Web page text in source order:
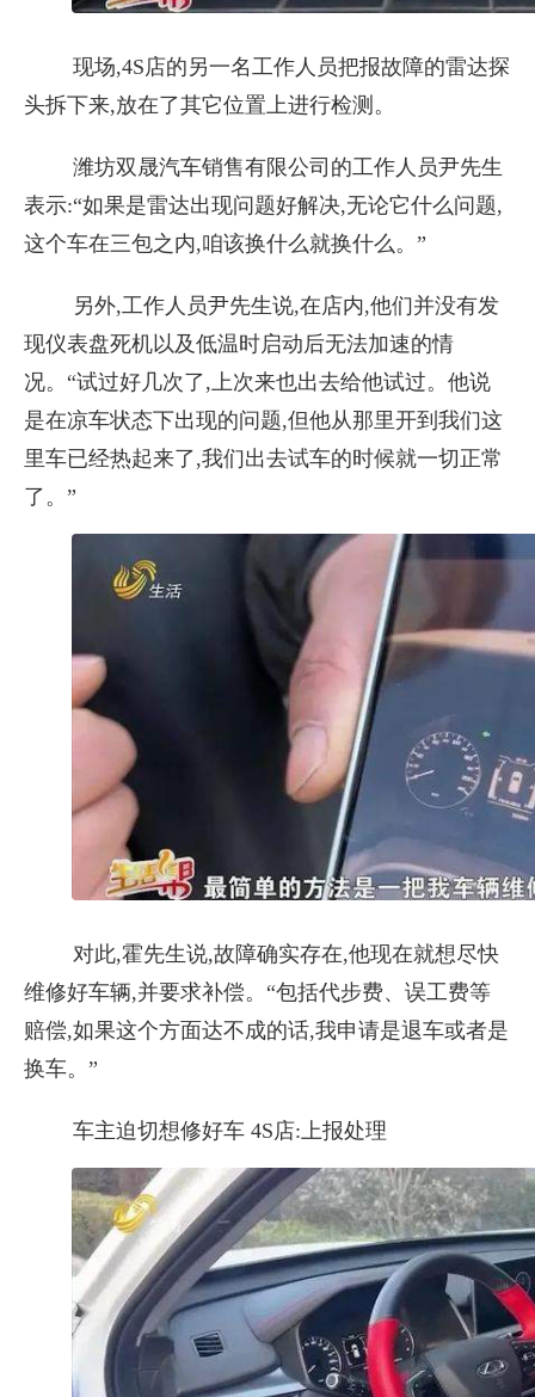
现场,4S店的另一名工作人员把报故障的雷达探
头拆下来,放在了其它位置上进行检测。
潍坊双晟汽车销售有限公司的工作人员尹先生
表示:“如果是雷达出现问题好解决,无论它什么问题,
这个车在三包之内,咱该换什么就换什么。”
另外,工作人员尹先生说,在店内,他们并没有发
现仪表盘死机以及低温时启动后无法加速的情
况。“试过好几次了,上次来也出去给他试过。他说
是在凉车状态下出现的问题,但他从那里开到我们这
里车已经热起来了,我们出去试车的时候就一切正常
了。”
对此,霍先生说,故障确实存在,他现在就想尽快
维修好车辆,并要求补偿。“包括代步费、误工费等
赔偿,如果这个方面达不成的话,我申请是退车或者是
换车。”
车主迫切想修好车 4S店:上报处理